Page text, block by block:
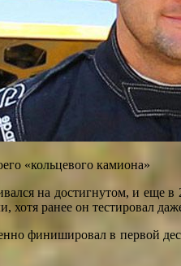
«кольцевого камиона»
на достигнутом, и еще
хотя ранее он тестировал
финишировал в первой